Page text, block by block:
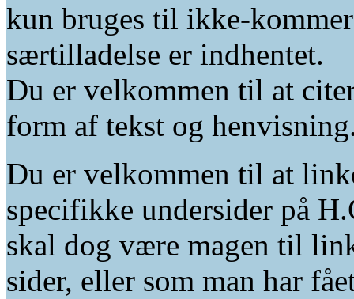
kun bruges til ikke-
særtilladelse er indhentet.
Du er velkommen til at
form af tekst og
Du er velkommen til at
specifikke undersider på
skal dog være magen til
sider, eller som man har